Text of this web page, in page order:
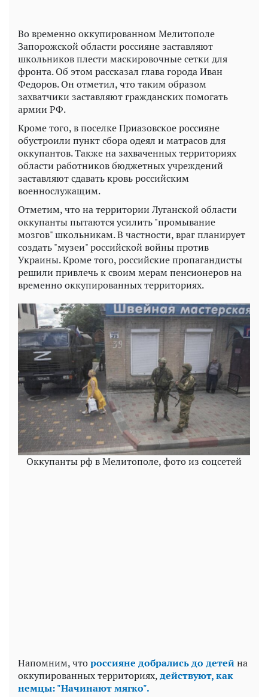
Во временно оккупированном Мелитополе
Запорожской области россияне заставляют
школьников плести маскировочные сетки для
фронта. Об этом рассказал глава города Иван
Федоров. Он отметил, что таким образом
захватчики заставляют гражданских помогать
армии РФ.
Кроме того, в поселке Приазовское россияне
обустроили пункт сбора одеял и матрасов для
оккупантов. Также на захваченных территориях
области работников бюджетных учреждений
заставляют сдавать кровь российским
военнослужащим.
Отметим, что на территории Луганской области
оккупанты пытаются усилить "промывание
мозгов" школьникам. В частности, враг планирует
создать "музеи" российской войны против
Украины. Кроме того, российские пропагандисты
решили привлечь к своим мерам пенсионеров на
временно оккупированных территориях.
Оккупанты рф в Мелитополе, фото из соцсетей
Напомним, чтороссияне добрались до детейна
оккупированных территориях,действуют, как
немцы: "Начинают мягко".